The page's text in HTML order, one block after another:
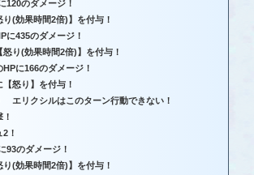
120のダメージ！
り(効果時間2倍)】を付与！
に435のダメージ！
り(効果時間2倍)】を付与！
に166のダメージ！
怒り】を付与！
エリクシルはこのターン行動できない！
！
93のダメージ！
り(効果時間2倍)】を付与！